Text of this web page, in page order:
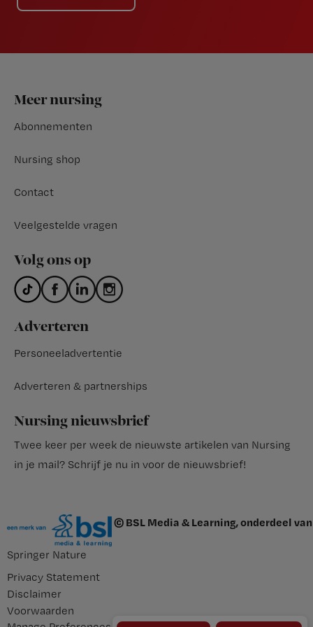
Footer
Meer nursing
Abonnementen
Nursing shop
Contact
Veelgestelde vragen
Volg ons op
Adverteren
Personeeladvertentie
Adverteren & partnerships
Nursing nieuwsbrief
Twee keer per week de nieuwste artikelen van Nursing
in je mail? Schrijf je nu in voor de nieuwsbrief!
© BSL Media & Learning, onderdeel van
Springer Nature
Privacy Statement
Disclaimer
Voorwaarden